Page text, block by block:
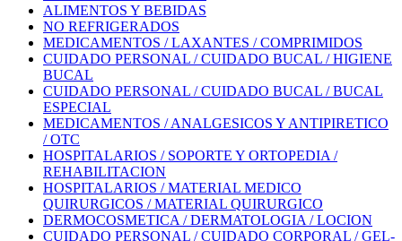
ALIMENTOS Y BEBIDAS
NO REFRIGERADOS
MEDICAMENTOS / LAXANTES / COMPRIMIDOS
CUIDADO PERSONAL / CUIDADO BUCAL / HIGIENE
BUCAL
CUIDADO PERSONAL / CUIDADO BUCAL / BUCAL
ESPECIAL
MEDICAMENTOS / ANALGESICOS Y ANTIPIRETICO
/ OTC
HOSPITALARIOS / SOPORTE Y ORTOPEDIA /
REHABILITACION
HOSPITALARIOS / MATERIAL MEDICO
QUIRURGICOS / MATERIAL QUIRURGICO
DERMOCOSMETICA / DERMATOLOGIA / LOCION
CUIDADO PERSONAL / CUIDADO CORPORAL / GEL-